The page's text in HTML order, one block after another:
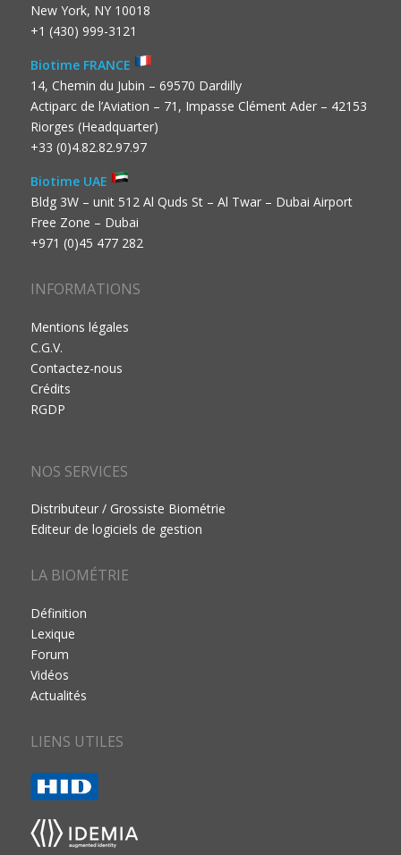
New York, NY 10018
+1 (430) 999-3121
Biotime FRANCE
14, Chemin du Jubin – 69570 Dardilly
Actiparc de l’Aviation – 71, Impasse Clément Ader – 42153
Riorges (Headquarter)
+33 (0)4.82.82.97.97
Biotime UAE
Bldg 3W – unit 512 Al Quds St – Al Twar – Dubai Airport
Free Zone – Dubai
+971 (0)45 477 282
INFORMATIONS
Mentions légales
C.G.V.
Contactez-nous
Crédits
RGDP
NOS SERVICES
Distributeur / Grossiste Biométrie
Editeur de logiciels de gestion
LA BIOMÉTRIE
Définition
Lexique
Forum
Vidéos
Actualités
LIENS UTILES